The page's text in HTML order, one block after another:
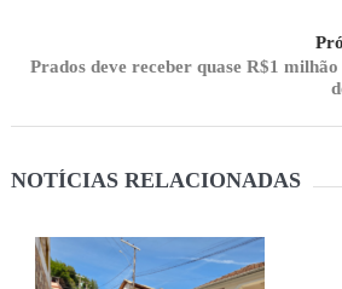
Prados deve receber quase R$1
NOTÍCIAS RELACIONADAS